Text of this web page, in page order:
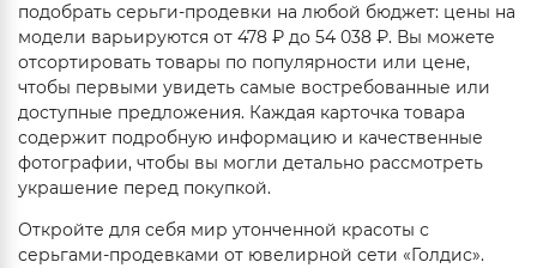
подобрать серьги-продевки на любой бюджет: цены на
модели варьируются от 478 ₽ до 54 038 ₽. Вы можете
отсортировать товары по популярности или цене,
чтобы первыми увидеть самые востребованные или
доступные предложения. Каждая карточка товара
содержит подробную информацию и качественные
фотографии, чтобы вы могли детально рассмотреть
украшение перед покупкой.
Откройте для себя мир утонченной красоты с
серьгами-продевками от ювелирной сети «Голдис».